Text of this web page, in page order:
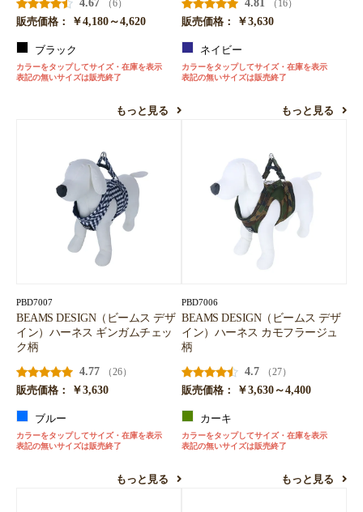
4.67
（6）
販売価格：
￥4,180～4,620
ブラック
カラーをタップしてサイズ・在庫を表示
表記の無いサイズは販売終了
もっと見る
4.81
（16）
販売価格：
￥3,630
ネイビー
カラーをタップしてサイズ・在庫を表示
表記の無いサイズは販売終了
もっと見る
PBD7007
BEAMS DESIGN（ビームス デザ
イン）ハーネス ギンガムチェッ
ク柄
4.77
（26）
販売価格：
￥3,630
ブルー
カラーをタップしてサイズ・在庫を表示
表記の無いサイズは販売終了
もっと見る
PBD7006
BEAMS DESIGN（ビームス デザ
イン）ハーネス カモフラージュ
柄
4.7
（27）
販売価格：
￥3,630～4,400
カーキ
カラーをタップしてサイズ・在庫を表示
表記の無いサイズは販売終了
もっと見る